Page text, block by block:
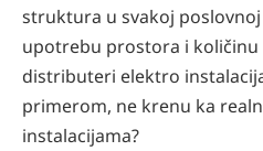
struktura u svakoj
upotrebu prostora i količinu
distributeri elektro
primerom, ne krenu ka
instalacijama?